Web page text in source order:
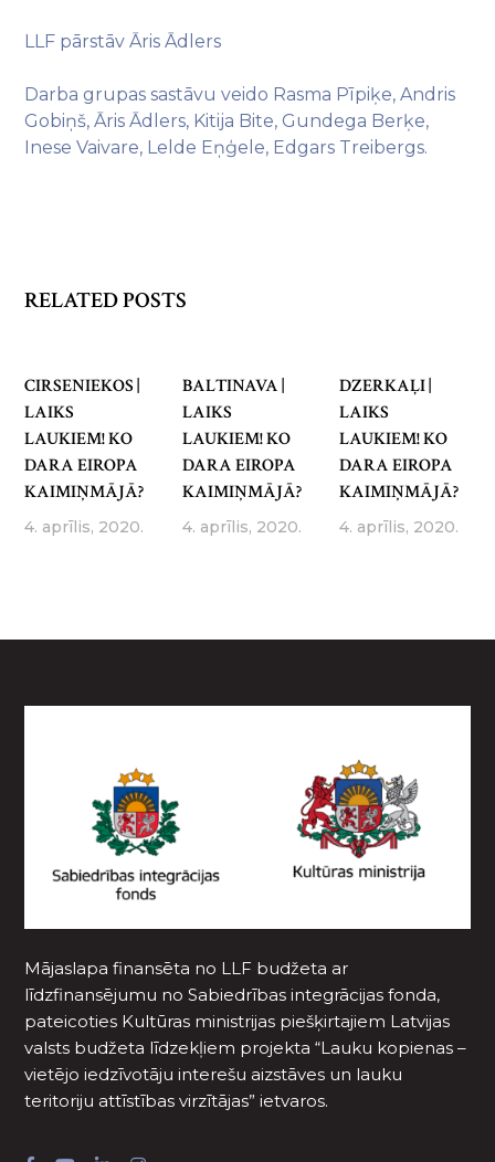
LLF pārstāv Āris Ādlers
Darba grupas sastāvu veido Rasma Pīpiķe, Andris
Gobiņš, Āris Ādlers, Kitija Bite, Gundega Berķe,
Inese Vaivare, Lelde Eņģele, Edgars Treibergs.
RELATED POSTS
CIRSENIEKOS |
LAIKS
LAUKIEM! KO
DARA EIROPA
KAIMIŅMĀJĀ?
4. aprīlis, 2020.
BALTINAVA |
LAIKS
LAUKIEM! KO
DARA EIROPA
KAIMIŅMĀJĀ?
4. aprīlis, 2020.
DZERKAĻI |
LAIKS
LAUKIEM! KO
DARA EIROPA
KAIMIŅMĀJĀ?
4. aprīlis, 2020.
Mājaslapa finansēta no LLF budžeta ar
līdzfinansējumu no Sabiedrības integrācijas fonda,
pateicoties Kultūras ministrijas piešķirtajiem Latvijas
valsts budžeta līdzekļiem projekta “Lauku kopienas –
vietējo iedzīvotāju interešu aizstāves un lauku
teritoriju attīstības virzītājas” ietvaros.